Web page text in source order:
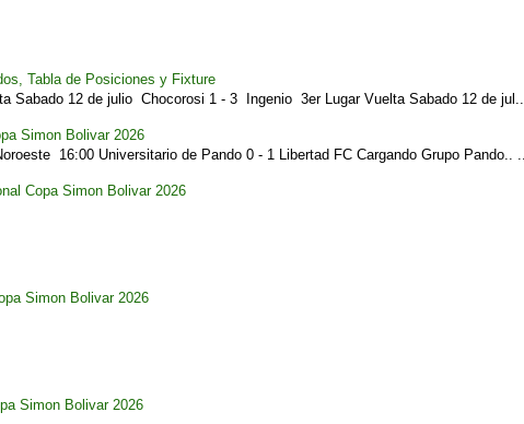
Tabla de Posiciones y Fixture
12 de julio Chocorosi 1 - 3 Ingenio 3er Lugar Vuelta Sabado 12 de jul...
Simon Bolivar 2026
16:00 Universitario de Pando 0 - 1 Libertad FC Cargando Grupo Pando.. ...
Copa Simon Bolivar 2026
Simon Bolivar 2026
Simon Bolivar 2026